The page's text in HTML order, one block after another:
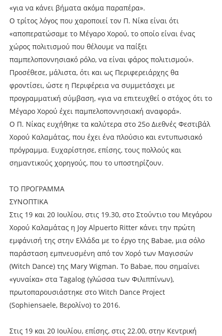
«για να κάνει βήματα ακόμα παραπέρα».
Ο τρίτος λόγος που χαροποιεί τον Π. Νίκα είναι ότι
«αποπερατώσαμε το Μέγαρο Χορού, το οποίο είναι ένας
χώρος πολιτισμού που θέλουμε να παίξει
παμπελοποννησιακό ρόλο, να είναι φάρος πολιτισμού».
Προσέθεσε, μάλιστα, ότι και ως Περιφερειάρχης θα
φροντίσει, ώστε η Περιφέρεια να συμμετάσχει με
προγραμματική σύμβαση, «για να επιτευχθεί ο στόχος ότι το
Μέγαρο Χορού έχει παμπελοποννησιακή αναφορά».
Ο Π. Νίκας ευχήθηκε τα καλύτερα στο 25ο Διεθνές Φεστιβάλ
Χορού Καλαμάτας, που έχει ένα πλούσιο και εντυπωσιακό
πρόγραμμα. Ευχαρίστησε, επίσης, τους πολλούς και
σημαντικούς χορηγούς, που το υποστηρίζουν.
ΤΟ ΠΡΟΓΡΑΜΜΑ
ΣΥΝΟΠΤΙΚΑ
Στις 19 και 20 Ιουλίου, στις 19.30, στο Στούντιο του Μεγάρου
Χορού Καλαμάτας η Joy Alpuerto Ritter κάνει την πρώτη
εμφάνισή της στην Ελλάδα με το έργο της Babae, μια σόλο
παράσταση εμπνευσμένη από τον Χορό των Μαγισσών
(Witch Dance) της Mary Wigman. Το Babae, που σημαίνει
«γυναίκα» στα Tagalog (γλώσσα των Φιλιππίνων),
πρωτοπαρουσιάστηκε στο Witch Dance Project
(Sophiensaele, Βερολίνο) το 2016.
Στις 19 και 20 Ιουλίου, επίσης, στις 22.00, στην Κεντρική